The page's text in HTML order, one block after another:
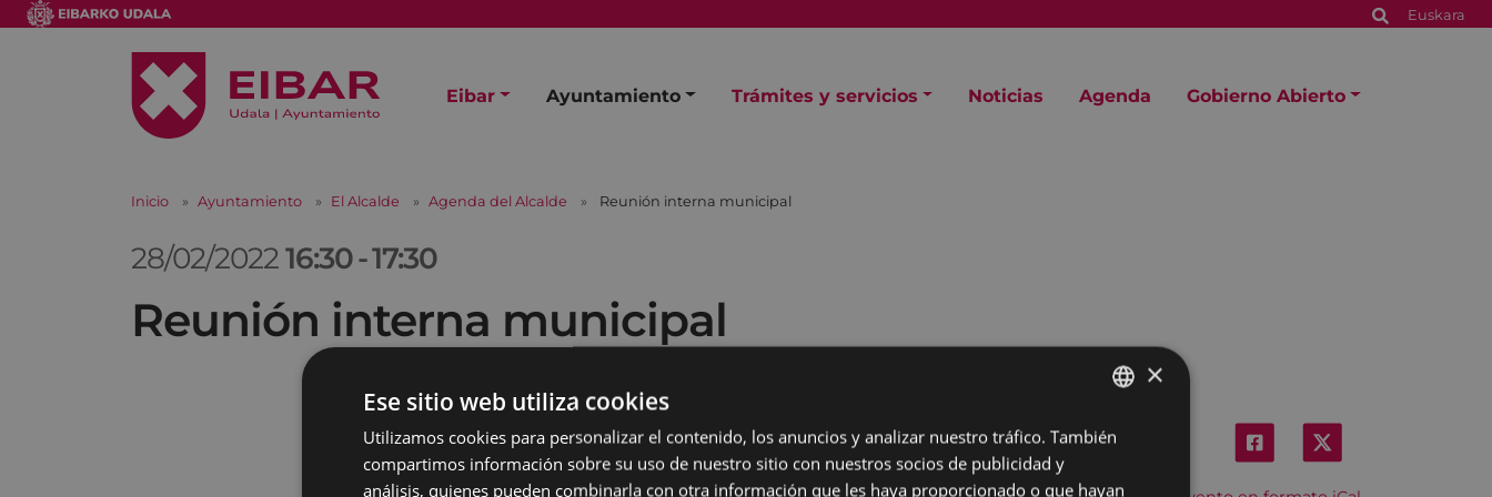
Euskara
Eibar Ayuntamiento Trámites y servicios Noticias Agenda Gobierno Abierto
Inicio Ayuntamiento El Alcalde Agenda del Alcalde Reunión interna municipal
28/02/202216:30-17:30
Reunión interna municipal
BASQUE
×
Ese sitio web utiliza cookies
Utilizamos cookies para personalizar el contenido, los anuncios y analizar nuestro tráfico. También
compartimos información sobre su uso de nuestro sitio con nuestros socios de publicidad y
análisis, quienes pueden combinarla con otra información que les haya proporcionado o que hayan